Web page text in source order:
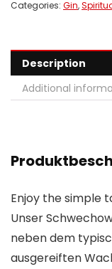
Categories: Gin,
Description
Additional
Enjoy the simple
Unser
neben dem
ausgereiften